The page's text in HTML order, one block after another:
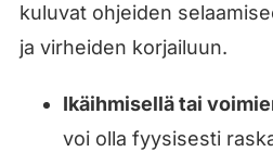
kuluvat ohjeiden
ja virheiden korjailuun.
Ikäihmisellä tai
voi olla fyysisesti